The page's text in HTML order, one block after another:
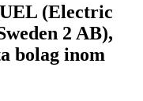
(Electric
2 AB),
bolag inom